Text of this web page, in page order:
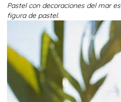
Pastel con decoraciones del mar
figura de pastel.